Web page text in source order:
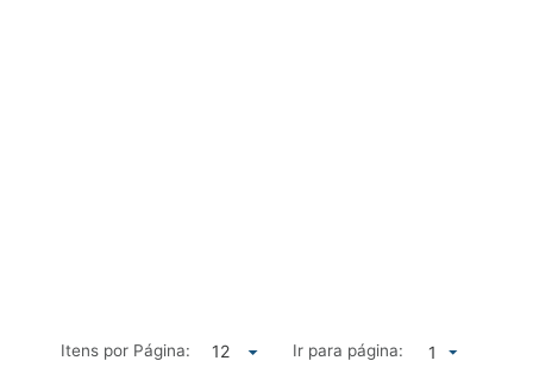
Itens por Página: Ir para página: 1